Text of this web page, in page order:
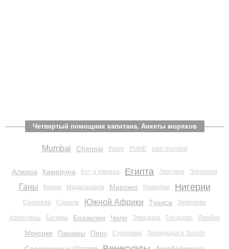
Четвертый помощник капитана. Анкеты моряков
Mumbai Chennai thane PUNE navi mumbai
Алжира Камеруна Кот д`Ивуара Египта Эритреи Эфиопии
Ганы Кении Мадагаскара Марокко Намибии Нигерии
Сенегала Сомали Южной Африки Туниса Зимбабве
Аргентины Багамы Бразилии Чили Эквадора Гондурас Ямайки
Мексики Панамы Перу Суринама Тринидада и Тобаго